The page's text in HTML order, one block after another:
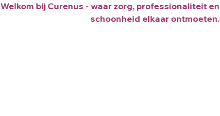
Welkom bij Curenus - waar zorg, professionaliteit en
schoonheid elkaar ontmoeten.